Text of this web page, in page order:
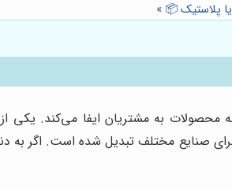
پلاستیک 📦 »
به مشتریان ایفا می‌کند. یکی از
صنایع مختلف تبدیل شده است. اگر به